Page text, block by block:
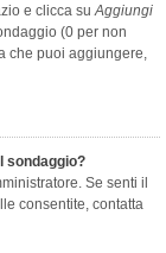
e clicca suAggiungi
(0 per non
che puoi aggiungere,
sondaggio?
Se senti il
consentite, contatta